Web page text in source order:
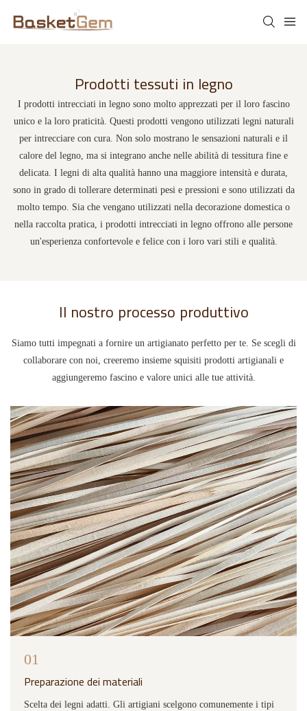
Prodotti tessuti in legno
I prodotti intrecciati in legno sono molto apprezzati per il loro fascino
unico e la loro praticità. Questi prodotti vengono utilizzati legni naturali
per intrecciare con cura. Non solo mostrano le sensazioni naturali e il
calore del legno, ma si integrano anche nelle abilità di tessitura fine e
delicata. I legni di alta qualità hanno una maggiore intensità e durata,
sono in grado di tollerare determinati pesi e pressioni e sono utilizzati da
molto tempo. Sia che vengano utilizzati nella decorazione domestica o
nella raccolta pratica, i prodotti intrecciati in legno offrono alle persone
un'esperienza confortevole e felice con i loro vari stili e qualità.
Il nostro processo produttivo
Siamo tutti impegnati a fornire un artigianato perfetto per te. Se scegli di
collaborare con noi, creeremo insieme squisiti prodotti artigianali e
aggiungeremo fascino e valore unici alle tue attività.
01
Preparazione dei materiali
Scelta dei legni adatti. Gli artigiani scelgono comunemente i tipi